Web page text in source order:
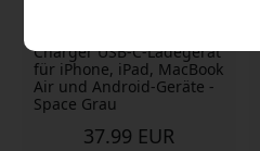
Charger USB-C-Ladegerät
für iPhone, iPad, MacBook
Air und Android-Geräte -
Space Grau
37.99 EUR